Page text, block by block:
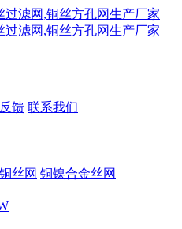
馈 联系我们
丝网 铜镍合金丝网